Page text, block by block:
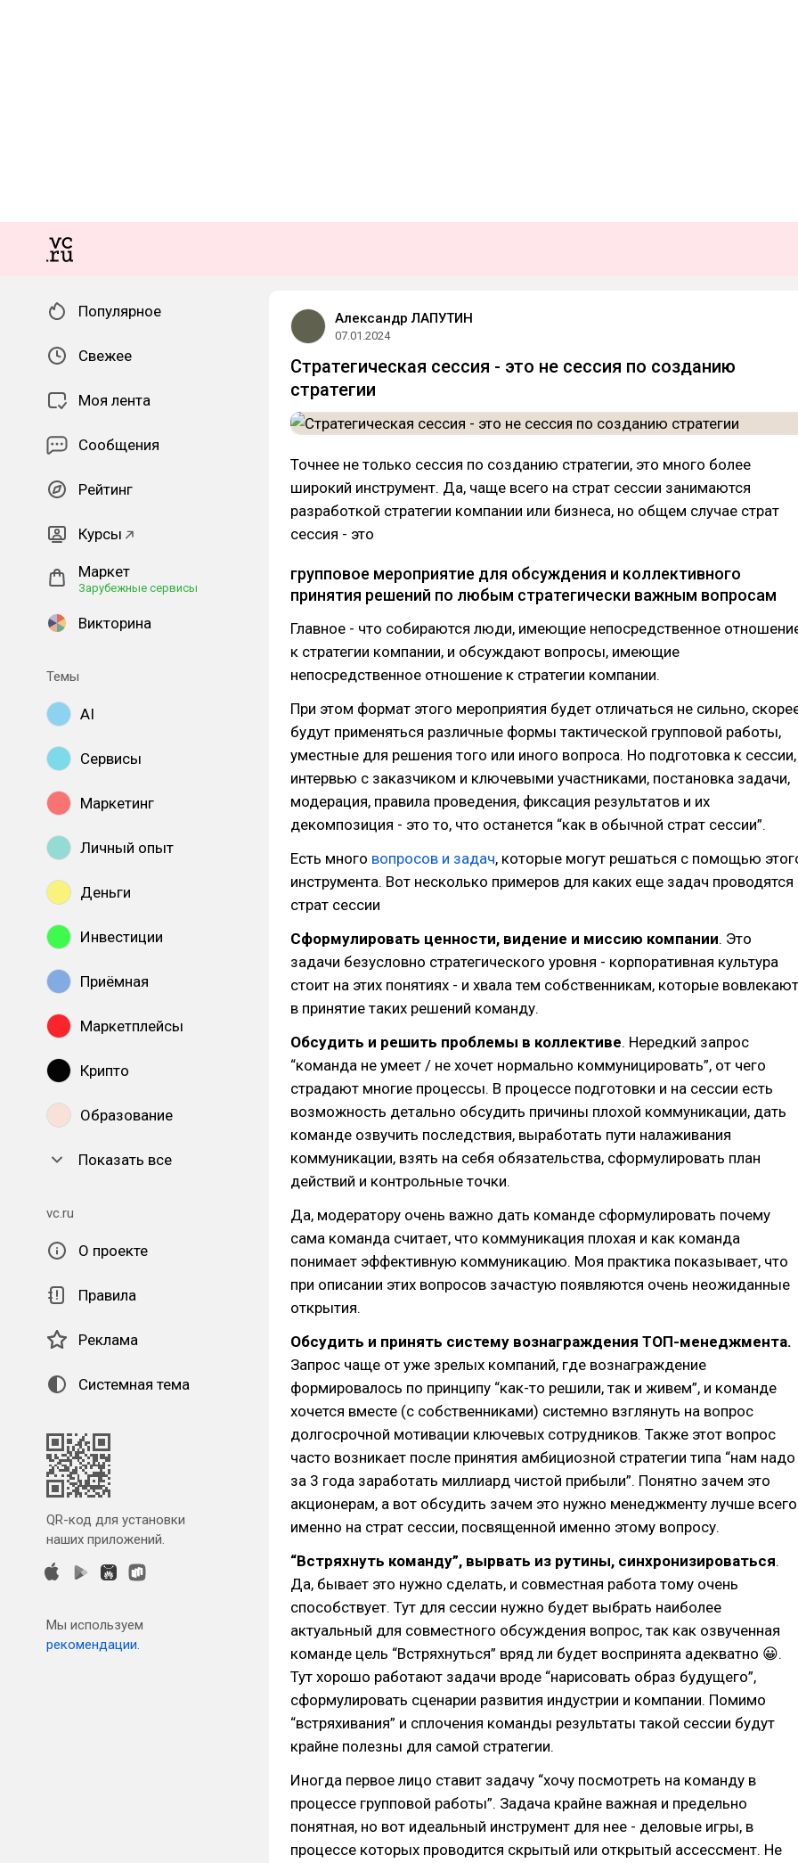
Популярное
Свежее
Моя лента
Сообщения
Рейтинг
Курсы
Маркет
Зарубежные сервисы
Викторина
Темы
AI
Сервисы
Маркетинг
Личный опыт
Деньги
Инвестиции
Приёмная
Маркетплейсы
Крипто
Образование
Показать все
vc.ru
О проекте
Правила
Реклама
Системная тема
QR-код для установки
наших приложений.
Мы используем
рекомендации.
Александр ЛАПУТИН
07.01.2024
Стратегическая сессия - это не сессия по созданию
стратегии
Точнее не только сессия по созданию стратегии, это много более
широкий инструмент. Да, чаще всего на страт сессии занимаются
разработкой стратегии компании или бизнеса, но общем случае страт
сессия - это
групповое мероприятие для обсуждения и коллективного
принятия решений по любым стратегически важным вопросам
Главное - что собираются люди, имеющие непосредственное
к стратегии компании, и обсуждают вопросы, имеющие
непосредственное отношение к стратегии компании.
При этом формат этого мероприятия будет отличаться не сильно,
будут применяться различные формы тактической групповой работы,
уместные для решения того или иного вопроса. Но подготовка к сессии,
интервью с заказчиком и ключевыми участниками, постановка задачи,
модерация, правила проведения, фиксация результатов и их
декомпозиция - это то, что останется “как в обычной страт сессии”.
Есть много вопросов и задач, которые могут решаться с помощью
инструмента. Вот несколько примеров для каких еще задач проводятся
страт сессии
Сформулировать ценности, видение и миссию компании. Это
задачи безусловно стратегического уровня - корпоративная культура
стоит на этих понятиях - и хвала тем собственникам, которые вовлекают
в принятие таких решений команду.
Обсудить и решить проблемы в коллективе. Нередкий запрос
“команда не умеет / не хочет нормально коммуницировать”, от чего
страдают многие процессы. В процессе подготовки и на сессии есть
возможность детально обсудить причины плохой коммуникации, дать
команде озвучить последствия, выработать пути налаживания
коммуникации, взять на себя обязательства, сформулировать план
действий и контрольные точки.
Да, модератору очень важно дать команде сформулировать почему
сама команда считает, что коммуникация плохая и как команда
понимает эффективную коммуникацию. Моя практика показывает, что
при описании этих вопросов зачастую появляются очень неожиданные
открытия.
Обсудить и принять систему вознаграждения ТОП-менеджмента.
Запрос чаще от уже зрелых компаний, где вознаграждение
формировалось по принципу “как-то решили, так и живем”, и команде
хочется вместе (с собственниками) системно взглянуть на вопрос
долгосрочной мотивации ключевых сотрудников. Также этот вопрос
часто возникает после принятия амбициозной стратегии типа “нам надо
за 3 года заработать миллиард чистой прибыли”. Понятно зачем это
акционерам, а вот обсудить зачем это нужно менеджменту лучше всего
именно на страт сессии, посвященной именно этому вопросу.
“Встряхнуть команду”, вырвать из рутины, синхронизироваться.
Да, бывает это нужно сделать, и совместная работа тому очень
способствует. Тут для сессии нужно будет выбрать наиболее
актуальный для совместного обсуждения вопрос, так как озвученная
команде цель “Встряхнуться” вряд ли будет воспринята адекватно 😀.
Тут хорошо работают задачи вроде “нарисовать образ будущего”,
сформулировать сценарии развития индустрии и компании. Помимо
“встряхивания” и сплочения команды результаты такой сессии будут
крайне полезны для самой стратегии.
Иногда первое лицо ставит задачу “хочу посмотреть на команду в
процессе групповой работы”. Задача крайне важная и предельно
понятная, но вот идеальный инструмент для нее - деловые игры, в
процессе которых проводится скрытый или открытый ассессмент. Не